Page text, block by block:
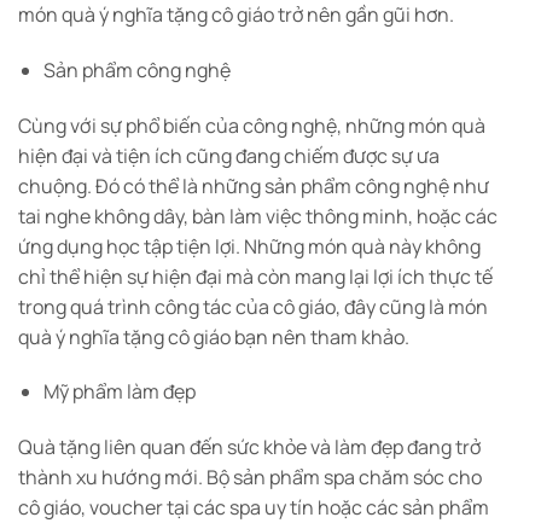
món quà ý nghĩa tặng cô giáo trở nên gần gũi hơn.
Sản phẩm công nghệ
Cùng với sự phổ biến của công nghệ, những món quà
hiện đại và tiện ích cũng đang chiếm được sự ưa
chuộng. Đó có thể là những sản phẩm công nghệ như
tai nghe không dây, bàn làm việc thông minh, hoặc các
ứng dụng học tập tiện lợi. Những món quà này không
chỉ thể hiện sự hiện đại mà còn mang lại lợi ích thực tế
trong quá trình công tác của cô giáo, đây cũng là món
quà ý nghĩa tặng cô giáo bạn nên tham khảo.
Mỹ phẩm làm đẹp
Quà tặng liên quan đến sức khỏe và làm đẹp đang trở
thành xu hướng mới. Bộ sản phẩm spa chăm sóc cho
cô giáo, voucher tại các spa uy tín hoặc các sản phẩm